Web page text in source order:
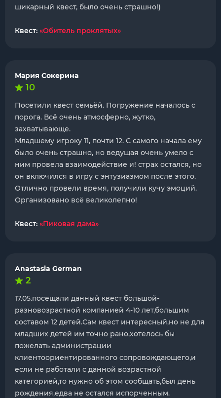
шикарный квест, было очень страшно!)
Квест: «Обитель проклятых»
Мария Сокерина
10
Посетили квест семьёй. Погружение началось с
порога. Всё очень атмосферно, жутко,
захватывающе.
Младшему игроку 11, почти 12. С самого начала ему
было очень страшно, но ведущая очень умело с
ним провела взаимодействие и! страх остался, но
он включился в игру с энтузиазмом после этого.
Отлично провели время, получили кучу эмоций.
Организовано всё великолепно!
Квест: «Пиковая дама»
Anastasia German
2
17.05.посещали данный квест большой-
разновозрастной компанией 4-10 лет,большим
составом 12 детей.Сам квест интересный,но не для
младших детей им точно рано,хотелось бы
пожелать администрации
клиентоориентированного сопровождающего,и
если не работали с данной возрастной
категорией,то нужно об этом сообщать,был день
рождения,едва не остался испорченным.